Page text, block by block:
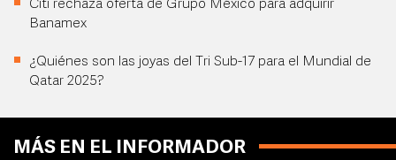
Citi rechaza oferta de Grupo México para adquirir
Banamex
¿Quiénes son las joyas del Tri Sub-17 para el Mundial de
Qatar 2025?
MÁS EN EL INFORMADOR